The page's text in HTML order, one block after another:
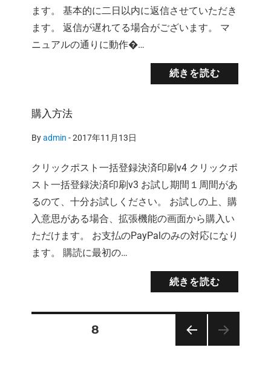
ます。 基本的に二日以内に返信させていただき
ます。 返信が遅れてる場合がございます。 マ
ニュアルの通りに動作�…
続きを読む
購入方法
Byadmin -2017年11月13日
クリックポスト一括登録決済印刷v4 クリックポ
スト一括登録決済印刷v3 お試し期間１周間があ
るのて、十分お試しください。 お試しの上、購
入意思がある場合、拡張機能の画面から購入い
ただけます。 お支払のPayPalのみの対応になり
ます。 購読に最初の…
続きを読む
固定ページ8